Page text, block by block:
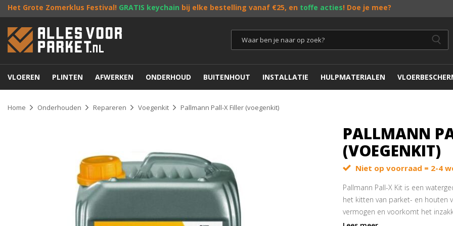
Het Grote Zomerklus Festival! GRATIS keychain bij elke bestelling vanaf €25, en toffe acties! Doe je mee?
VLOEREN PLINTEN AFWERKEN ONDERHOUD BUITENHOUT INSTALLATIE HULPMATERIALEN
Home Onderhouden Repareren Voegenkit Pallmann Pall-X Filler (voegenkit)
PALLMANN
(VOEGENKIT)
Niet op voorraad = 2-4
Pallmann Pall-X Kit is een
het kitten van parket- en houten
vermogen en voorkomt het
het fijne schuurstof zodat u